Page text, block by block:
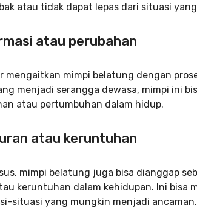
atau tidak dapat lepas dari situasi
atau perubahan
mengaitkan mimpi belatung dengan
menjadi serangga dewasa, mimpi ini
atau pertumbuhan dalam hidup.
atau keruntuhan
mimpi belatung juga bisa dianggap
keruntuhan dalam kehidupan. Ini bisa
situasi yang mungkin menjadi ancaman.